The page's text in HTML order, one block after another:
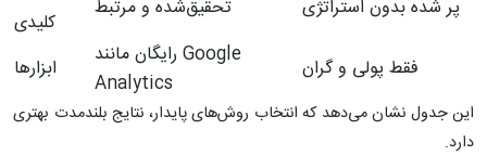
کلیدی
تحقیق‌شده و مرتبط پر شده بدون استراتژی
ابزارها
رایگان مانند Google
Analytics
فقط پولی و گران
این جدول نشان می‌دهد که انتخاب روش‌های پایدار، نتایج بلندمدت بهتری
دارد.